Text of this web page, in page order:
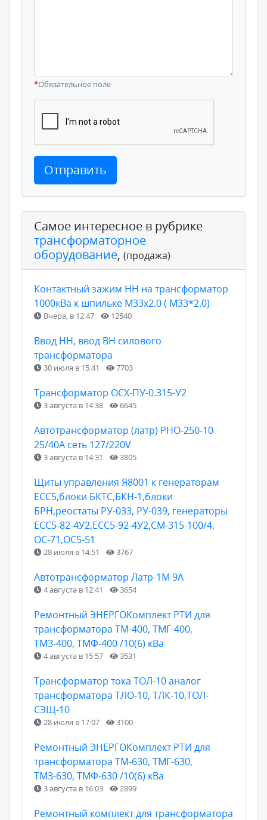
*Обязательное поле
Отправить
Самое интересное в рубрике
трансформаторное
оборудование, (продажа)
Контактный зажим НН на трансформатор
1000кВа к шпильке М33х2.0 ( М33*2.0)
Вчера, в 12:47 12540
Ввод НН, ввод ВН силового
трансформатора
30 июля в 15:41 7703
Трансформатор ОСХ-ПУ-0.315-У2
3 августа в 14:38 6645
Автотрансформатор (латр) РНО-250-10
25/40А сеть 127/220V
3 августа в 14:31 3805
Щиты управления Я8001 к генераторам
ЕСС5,блоки БКТС,БКН-1,блоки
БРН,реостаты РУ-033, РУ-039, генераторы
ЕСС5-82-4У2,ЕСС5-92-4У2,СМ-315-100/4,
ОС-71,ОС5-51
28 июля в 14:51 3767
Автотрансформатор Латр-1М 9А
4 августа в 12:41 3654
Ремонтный ЭНЕРГОКомплект РТИ для
трансформатора ТМ-400, ТМГ-400,
ТМЗ-400, ТМФ-400 /10(6) кВа
4 августа в 15:57 3531
Трансформатор тока ТОЛ-10 аналог
трансформатора ТЛО-10, ТЛК-10,ТОЛ-
СЭЩ-10
28 июля в 17:07 3100
Ремонтный ЭНЕРГОКомплект РТИ для
трансформатора ТМ-630, ТМГ-630,
ТМЗ-630, ТМФ-630 /10(6) кВа
3 августа в 16:03 2899
Ремонтный комплект для трансформатора